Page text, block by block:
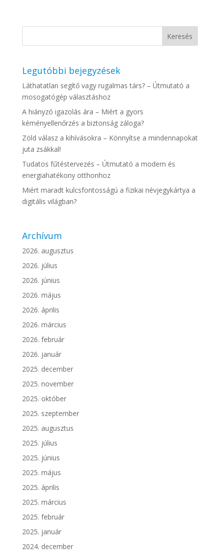
Legutóbbi bejegyzések
Láthatatlan segítő vagy rugalmas társ? – Útmutató a
mosogatógép választáshoz
A hiányzó igazolás ára – Miért a gyors
kéményellenőrzés a biztonság záloga?
Zöld válasz a kihívásokra – Könnyítse a mindennapokat
juta zsákkal!
Tudatos fűtéstervezés – Útmutató a modern és
energiahatékony otthonhoz
Miért maradt kulcsfontosságú a fizikai névjegykártya a
digitális világban?
Archívum
2026. augusztus
2026. július
2026. június
2026. május
2026. április
2026. március
2026. február
2026. január
2025. december
2025. november
2025. október
2025. szeptember
2025. augusztus
2025. július
2025. június
2025. május
2025. április
2025. március
2025. február
2025. január
2024. december